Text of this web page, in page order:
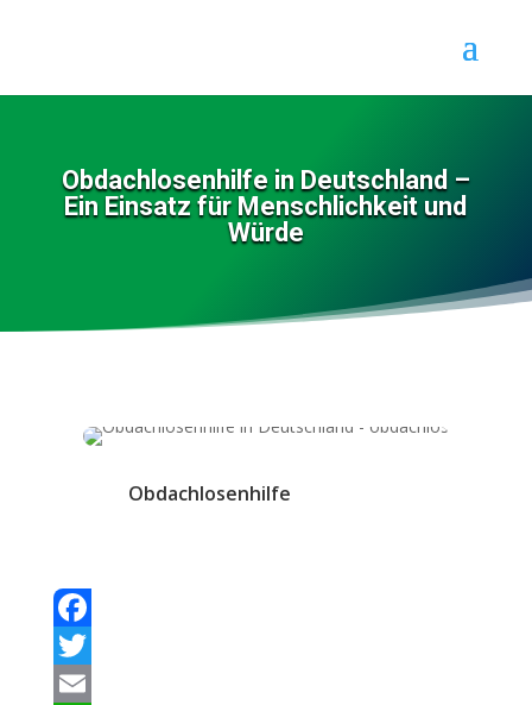
Obdachlosenhilfe in Deutschland –
Ein Einsatz für Menschlichkeit und
Würde
Obdachlosenhilfe
Facebook
Twitter